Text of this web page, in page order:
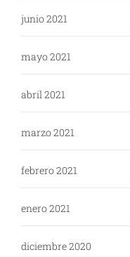
junio 2021
mayo 2021
abril 2021
marzo 2021
febrero 2021
enero 2021
diciembre 2020